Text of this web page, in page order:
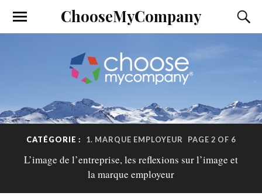
ChooseMyCompany
CATÉGORIE : 1. MARQUE EMPLOYEUR PAGE 2 OF 6
L’image de l’entreprise, les reflexions sur l’image et
la marque employeur